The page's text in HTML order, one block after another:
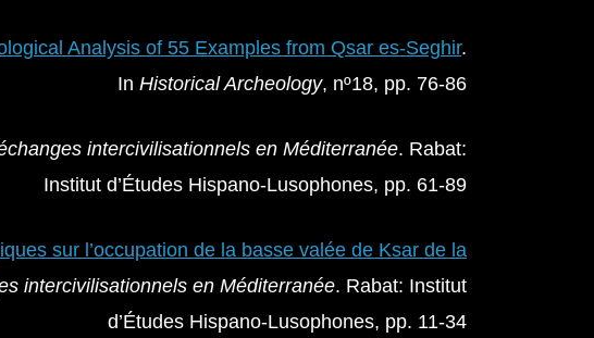
Analysis of 55 Examples from Qsar es-Seghir.
In Historical Archeology, nº18, pp. 76-86
intercivilisationnels en Méditerranée. Rabat:
Institut d’Études Hispano-Lusophones, pp. 61-89
sur l’occupation de la basse valée de Ksar de la
intercivilisationnels en Méditerranée. Rabat: Institut
d’Études Hispano-Lusophones, pp. 11-34